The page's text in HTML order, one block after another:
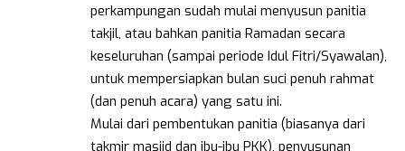
perkampungan sudah mulai menyusun panitia
takjil, atau bahkan panitia Ramadan secara
keseluruhan (sampai periode Idul Fitri/Syawalan),
untuk mempersiapkan bulan suci penuh rahmat
(dan penuh acara) yang satu ini.
Mulai dari pembentukan panitia (biasanya dari
takmir masjid dan ibu-ibu PKK), penyusunan